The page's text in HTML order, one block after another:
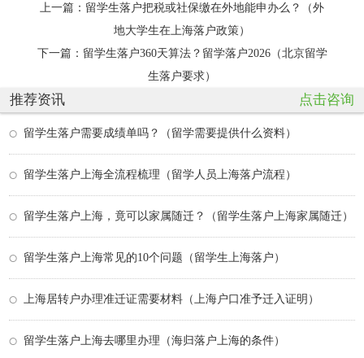
上一篇： 留学生落户把税或社保缴在外地能申办么？（外
地大学生在上海落户政策）
下一篇： 留学生落户360天算法？留学落户2026（北京留学
生落户要求）
推荐资讯 点击咨询
留学生落户需要成绩单吗？（留学需要提供什么资料）
留学生落户上海全流程梳理（留学人员上海落户流程）
留学生落户上海，竟可以家属随迁？（留学生落户上海家属随迁）
留学生落户上海常见的10个问题（留学生上海落户）
上海居转户办理准迁证需要材料（上海户口准予迁入证明）
留学生落户上海去哪里办理（海归落户上海的条件）